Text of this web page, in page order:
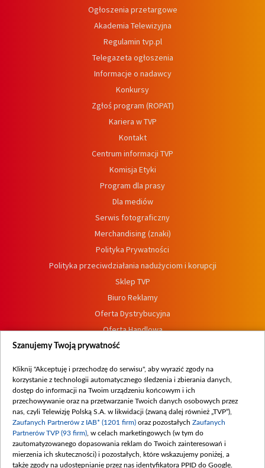
Ogłoszenia przetargowe
Akademia Telewizyjna
Regulamin tvp.pl
Telegazeta ogłoszenia
Informacje o nadawcy
Konkursy
Zgłoś program (ROPAT)
Kariera w TVP
Kontakt
Centrum informacji TVP
Komisja Etyki
Program dla prasy
Dla mediów
Serwis fotograficzny
Merchandising (znaki)
Polityka Prywatności
Polityka przeciwdziałania nadużyciom i korupcji
Sklep TVP
Biuro Reklamy
Oferta Dystrybucyjna
Oferta Handlowa
Dostępność
Procedura zgłoszeń wewnętrznych
Szanujemy Twoją prywatność
Kliknij "Akceptuję i przechodzę do serwisu", aby wyrazić zgody na
korzystanie z technologii automatycznego śledzenia i zbierania danych,
dostęp do informacji na Twoim urządzeniu końcowym i ich
przechowywanie oraz na przetwarzanie Twoich danych osobowych przez
nas, czyli Telewizję Polską S.A. w likwidacji (zwaną dalej również „TVP”),
Zaufanych Partnerów z IAB* (1201 firm) oraz pozostałych Zaufanych
Partnerów TVP (93 firm) , w celach marketingowych (w tym do
zautomatyzowanego dopasowania reklam do Twoich zainteresowań i
mierzenia ich skuteczności) i pozostałych, które wskazujemy poniżej, a
także zgody na udostępnianie przez nas identyfikatora PPID do Google.